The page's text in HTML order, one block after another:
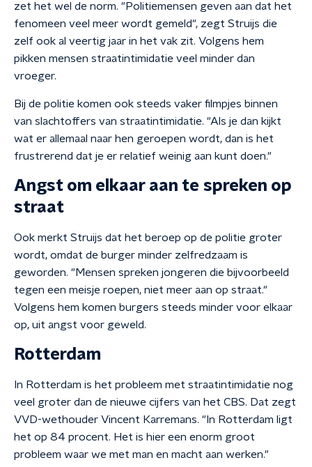
zet het wel de norm. "Politiemensen geven aan dat het
fenomeen veel meer wordt gemeld", zegt Struijs die
zelf ook al veertig jaar in het vak zit. Volgens hem
pikken mensen straatintimidatie veel minder dan
vroeger.
Bij de politie komen ook steeds vaker filmpjes binnen
van slachtoffers van straatintimidatie. "Als je dan kijkt
wat er allemaal naar hen geroepen wordt, dan is het
frustrerend dat je er relatief weinig aan kunt doen."
Angst om elkaar aan te spreken op
straat
Ook merkt Struijs dat het beroep op de politie groter
wordt, omdat de burger minder zelfredzaam is
geworden. "Mensen spreken jongeren die bijvoorbeeld
tegen een meisje roepen, niet meer aan op straat."
Volgens hem komen burgers steeds minder voor elkaar
op, uit angst voor geweld.
Rotterdam
In Rotterdam is het probleem met straatintimidatie nog
veel groter dan de nieuwe cijfers van het CBS. Dat zegt
VVD-wethouder Vincent Karremans. "In Rotterdam ligt
het op 84 procent. Het is hier een enorm groot
probleem waar we met man en macht aan werken."